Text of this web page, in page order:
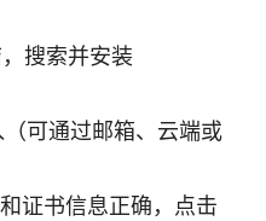
搜索并安装
可通过邮箱、云端或
证书信息正确，点击